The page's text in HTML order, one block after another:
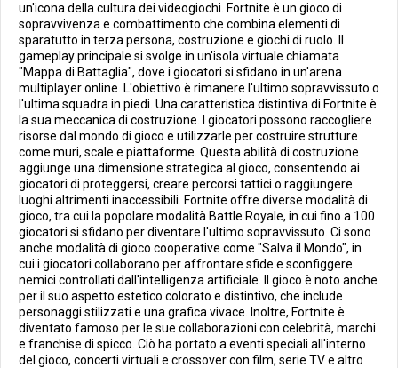
un'icona della cultura dei videogiochi. Fortnite è un gioco di
sopravvivenza e combattimento che combina elementi di
sparatutto in terza persona, costruzione e giochi di ruolo. Il
gameplay principale si svolge in un'isola virtuale chiamata
"Mappa di Battaglia", dove i giocatori si sfidano in un'arena
multiplayer online. L'obiettivo è rimanere l'ultimo sopravvissuto o
l'ultima squadra in piedi. Una caratteristica distintiva di Fortnite è
la sua meccanica di costruzione. I giocatori possono raccogliere
risorse dal mondo di gioco e utilizzarle per costruire strutture
come muri, scale e piattaforme. Questa abilità di costruzione
aggiunge una dimensione strategica al gioco, consentendo ai
giocatori di proteggersi, creare percorsi tattici o raggiungere
luoghi altrimenti inaccessibili. Fortnite offre diverse modalità di
gioco, tra cui la popolare modalità Battle Royale, in cui fino a 100
giocatori si sfidano per diventare l'ultimo sopravvissuto. Ci sono
anche modalità di gioco cooperative come "Salva il Mondo", in
cui i giocatori collaborano per affrontare sfide e sconfiggere
nemici controllati dall'intelligenza artificiale. Il gioco è noto anche
per il suo aspetto estetico colorato e distintivo, che include
personaggi stilizzati e una grafica vivace. Inoltre, Fortnite è
diventato famoso per le sue collaborazioni con celebrità, marchi
e franchise di spicco. Ciò ha portato a eventi speciali all'interno
del gioco, concerti virtuali e crossover con film, serie TV e altro